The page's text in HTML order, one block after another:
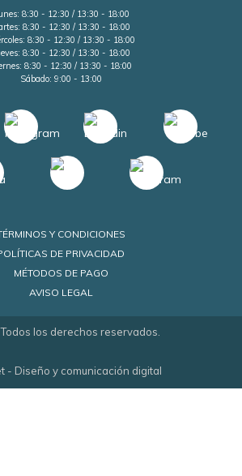
8:30 - 12:30 / 13:30 - 18:00
8:30 - 12:30 / 13:30 - 18:00
8:30 - 12:30 / 13:30 - 18:00
8:30 - 12:30 / 13:30 - 18:00
8:30 - 12:30 / 13:30 - 18:00
Sábado: 9:00 - 13:00
Y CONDICIONES
DE PRIVACIDAD
MÉTODOS DE PAGO
AVISO LEGAL
los derechos reservados.
- Diseño y comunicación digital